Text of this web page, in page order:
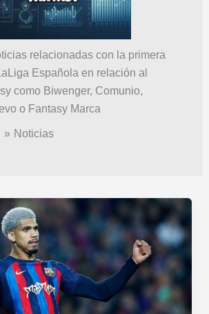
relacionadas con la primera
Española en relación al
como Biwenger, Comunio,
o Fantasy Marca
Noticias